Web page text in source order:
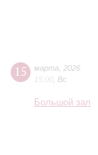
15 марта
2026
15:00 Вс
Большой зал